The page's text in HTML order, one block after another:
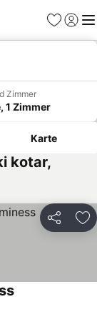
Favoriten
Zimmer
1 Zimmer
Karte
kotar,
Teilen